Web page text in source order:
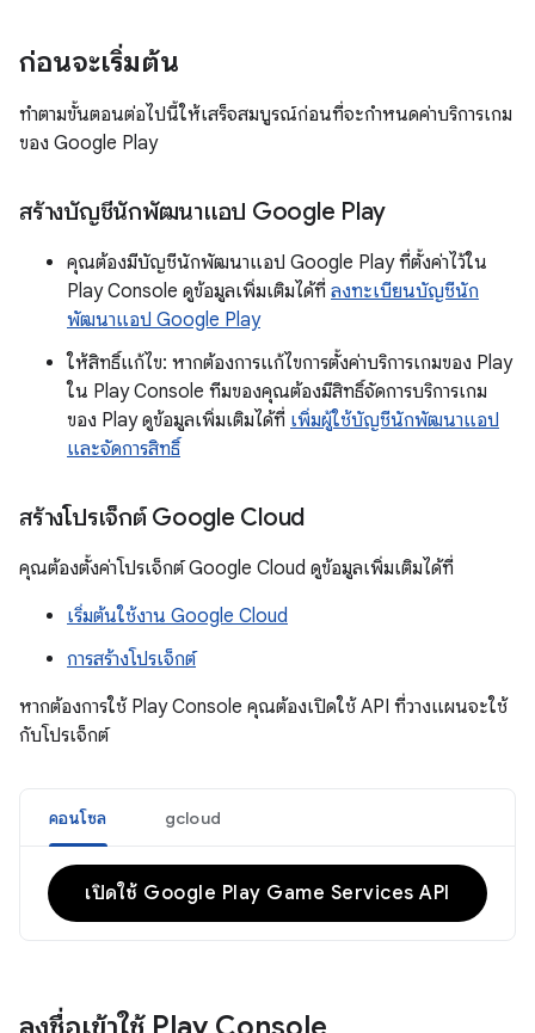
ก่อนจะเริ่มต้น
ทำตามขั้นตอนต่อไปนี้ให้เสร็จสมบูรณ์ก่อนที่จะกำหนดค่าบริการเกม
ของ Google Play
สร้างบัญชีนักพัฒนาแอป Google Play
คุณต้องมีบัญชีนักพัฒนาแอป Google Play ที่ตั้งค่าไว้ใน
Play Console ดูข้อมูลเพิ่มเติมได้ที่ ลงทะเบียนบัญชีนัก
พัฒนาแอป Google Play
ให้สิทธิ์แก้ไข: หากต้องการแก้ไขการตั้งค่าบริการเกมของ Play
ใน Play Console ทีมของคุณต้องมีสิทธิ์จัดการบริการเกม
ของ Play ดูข้อมูลเพิ่มเติมได้ที่ เพิ่มผู้ใช้บัญชีนักพัฒนาแอป
และจัดการสิทธิ์
สร้างโปรเจ็กต์ Google Cloud
คุณต้องตั้งค่าโปรเจ็กต์ Google Cloud ดูข้อมูลเพิ่มเติมได้ที่
เริ่มต้นใช้งาน Google Cloud
การสร้างโปรเจ็กต์
หากต้องการใช้ Play Console คุณต้องเปิดใช้ API ที่วางแผนจะใช้
กับโปรเจ็กต์
คอนโซล gcloud
เปิดใช้ Google Play Game Services API